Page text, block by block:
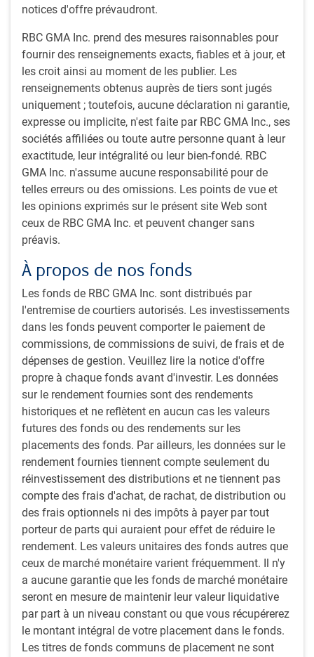
notices d'offre prévaudront.
RBC GMA Inc. prend des mesures raisonnables pour
fournir des renseignements exacts, fiables et à jour, et
les croit ainsi au moment de les publier. Les
renseignements obtenus auprès de tiers sont jugés
uniquement ; toutefois, aucune déclaration ni garantie,
expresse ou implicite, n'est faite par RBC GMA Inc., ses
sociétés affiliées ou toute autre personne quant à leur
exactitude, leur intégralité ou leur bien-fondé. RBC
GMA Inc. n'assume aucune responsabilité pour de
telles erreurs ou des omissions. Les points de vue et
les opinions exprimés sur le présent site Web sont
ceux de RBC GMA Inc. et peuvent changer sans
préavis.
À propos de nos fonds
Les fonds de RBC GMA Inc. sont distribués par
l'entremise de courtiers autorisés. Les investissements
dans les fonds peuvent comporter le paiement de
commissions, de commissions de suivi, de frais et de
dépenses de gestion. Veuillez lire la notice d'offre
propre à chaque fonds avant d'investir. Les données
sur le rendement fournies sont des rendements
historiques et ne reflètent en aucun cas les valeurs
futures des fonds ou des rendements sur les
placements des fonds. Par ailleurs, les données sur le
rendement fournies tiennent compte seulement du
réinvestissement des distributions et ne tiennent pas
compte des frais d'achat, de rachat, de distribution ou
des frais optionnels ni des impôts à payer par tout
porteur de parts qui auraient pour effet de réduire le
rendement. Les valeurs unitaires des fonds autres que
ceux de marché monétaire varient fréquemment. Il n'y
a aucune garantie que les fonds de marché monétaire
seront en mesure de maintenir leur valeur liquidative
par part à un niveau constant ou que vous récupérerez
le montant intégral de votre placement dans le fonds.
Les titres de fonds communs de placement ne sont
Recours à des stratégies à revenu fixe multiples pour
stables
La duration est gérée de manière à ne pas dépasser +/-
deux ans par rapport à la référence
Gestion active à l’aide de stratégies axées sur les taux
d’intérêt, le crédit et la liquidité
Notre approche
Philosophie et style de placement
Le principal objectif de la stratégie consiste à ajouter de
la valeur tout en limitant le risque.
La philosophie de l’équipe présente quatre
Utilisation de plusieurs stratégies sous-jacentes de
titres à revenu fixe pour ajouter de la valeur
Adoption d’une approche prudente au moyen de la
prise simultanée de positions modérées dans un
certain nombre de stratégies en mettant l’accent sur
le profil risque-rendement de chaque stratégie et de
l’ensemble du portefeuille
Méthode axée sur le contrôle du risque, qui s’appuie
sur des directives strictes et un suivi rigoureux
Accent sur l’utilisation de stratégies d’amélioration
du rendement en revenu, comme les obligations
étrangères, de sociétés et provinciales, et les
hypothèques
Cette approche perfectionnée depuis plus de 30 ans
vise à procurer une valeur ajoutée constante et
prévisible, tant en matière de rendement global que
d’objectifs de revenu. La clé pour atteindre ces objectifs
est d’avoir de nombreuses stratégies à l’œuvre au sein
du portefeuille en même temps.
Processus de placement
Le processus de placement de l’équipe comporte quatre
étapes :